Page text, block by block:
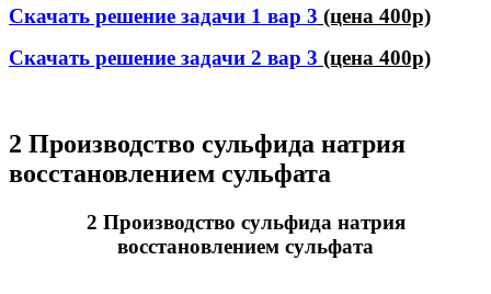
Cкачать решение задачи 1 вар 3 (цена 400р)
Cкачать решение задачи 2 вар 3 (цена 400р)
2 Производство сульфида натрия
восстановлением сульфата
2 Производство сульфида натрия
восстановлением сульфата